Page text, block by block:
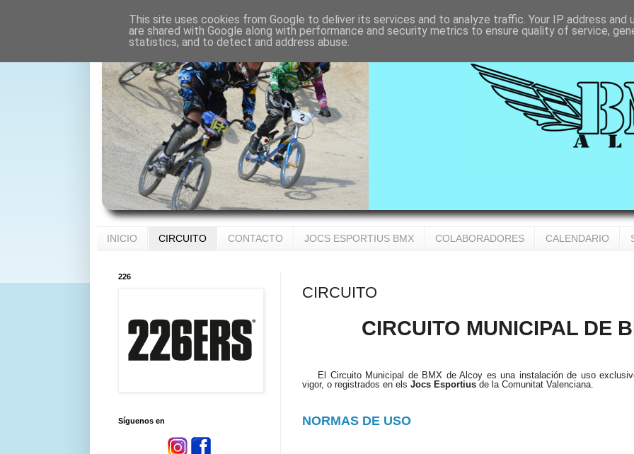
INICIO CIRCUITO CONTACTO JOCS ESPORTIUS BMX COLABORADORES CALENDARIO
CIRCUITO
CIRCUITO MUNICIPAL DE
El Circuito Municipal de BMX de Alcoy es una instalación de uso
vigor, o registrados en els Jocs Esportius de la Comunitat Valenciana.
NORMAS DE USO
226
Síguenos en
This site uses cookies from Google to deliver its services and to analyze traffic. Your IP address and
are shared with Google along with performance and security metrics to ensure quality of service,
statistics, and to detect and address abuse.